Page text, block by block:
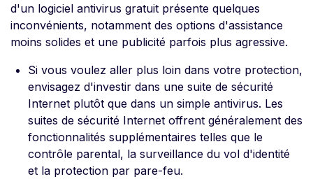
d'un logiciel antivirus gratuit présente quelques
inconvénients, notamment des options d'assistance
moins solides et une publicité parfois plus agressive.
Si vous voulez aller plus loin dans votre protection,
envisagez d'investir dans une suite de sécurité
Internet plutôt que dans un simple antivirus. Les
suites de sécurité Internet offrent généralement des
fonctionnalités supplémentaires telles que le
contrôle parental, la surveillance du vol d'identité
et la protection par pare-feu.